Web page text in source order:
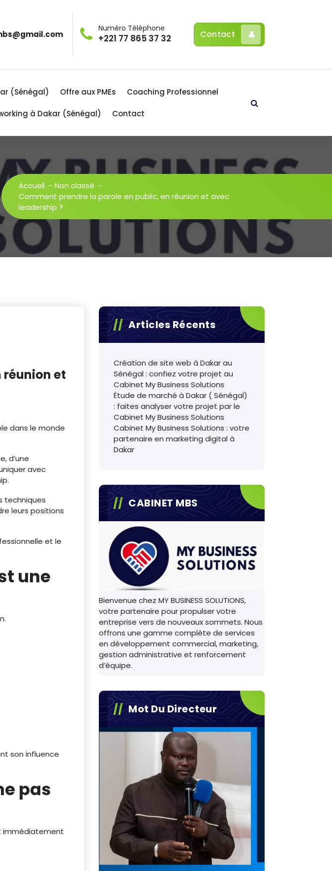
Numéro Téléphone
+221 77 865 37 32 Contact
(Sénégal) Offre aux PMEs Coaching Professionnel
à Dakar (Sénégal) Contact
Accueil - Non classé -
Comment prendre la parole en public, en réunion et avec
leadership ?
réunion et
dans le monde
d’une
avec
techniques
leurs positions
et le
une
son influence
pas
immédiatement
Articles Récents
Création de site web à Dakar au
Sénégal : confiez votre projet au
Cabinet My Business Solutions
Étude de marché à Dakar ( Sénégal)
: faites analyser votre projet par le
Cabinet My Business Solutions
Cabinet My Business Solutions : votre
partenaire en marketing digital à
Dakar
CABINET MBS
Bienvenue chez MY BUSINESS SOLUTIONS,
votre partenaire pour propulser votre
entreprise vers de nouveaux sommets. Nous
offrons une gamme complète de services
en développement commercial, marketing,
gestion administrative et renforcement
d’équipe.
Mot Du Directeur